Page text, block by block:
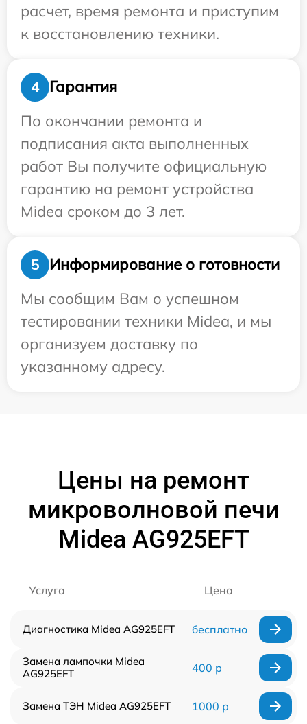
расчет, время ремонта и приступим
к восстановлению техники.
4
Гарантия
По окончании ремонта и
подписания акта выполненных
работ Вы получите официальную
гарантию на ремонт устройства
Midea сроком до 3 лет.
5
Информирование о готовности
Мы сообщим Вам о успешном
тестировании техники Midea, и мы
организуем доставку по
указанному адресу.
Цены на ремонт
микроволновой печи
Midea AG925EFT
Услуга Цена
Диагностика Midea AG925EFT бесплатно
Замена лампочки Midea
AG925EFT
400 р
Замена ТЭН Midea AG925EFT 1000 р